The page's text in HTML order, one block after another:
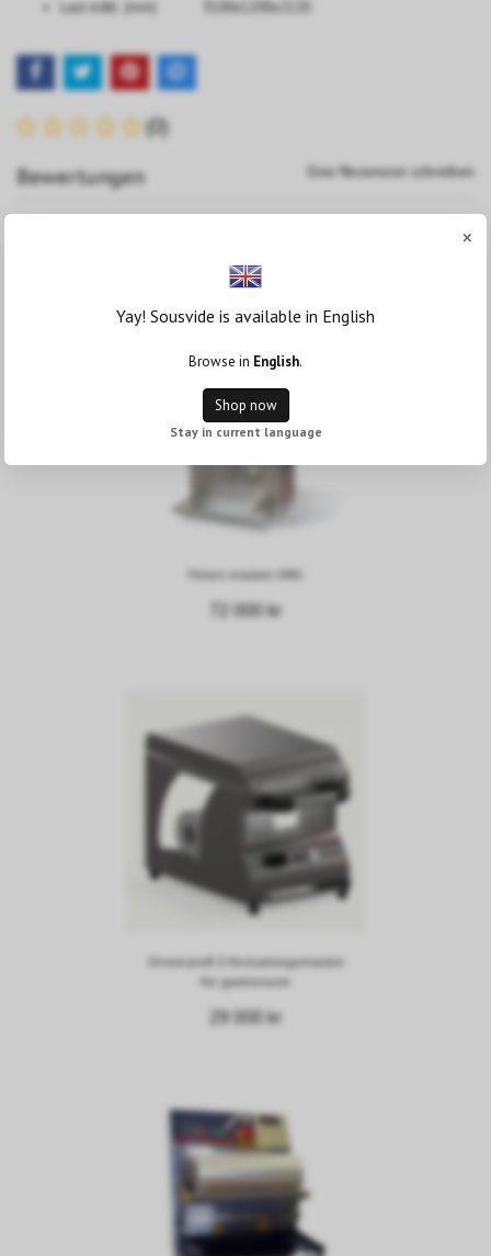
Last mått (mm) 3100x1200x2120
(0)
Bewertungen Eine Rezension schreiben
Flera populära produkter
Fillers maskin ORD
72 000 kr
Orved profi 3 förslutningsmaskin
för gastronorm
29 000 kr
×
Yay! Sousvide is available in English
Browse in English.
Shop now
Stay in current language